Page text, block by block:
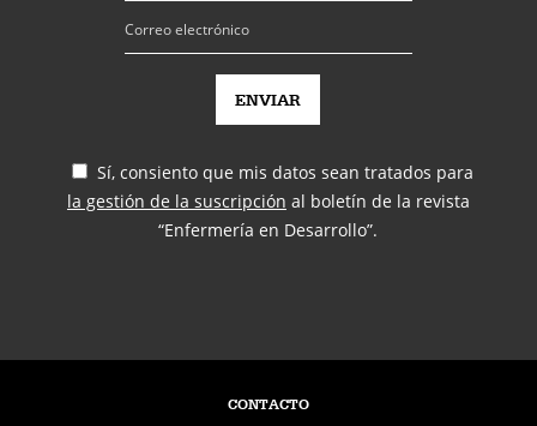
Sí, consiento que mis datos sean tratados para
la gestión de la suscripción al boletín de la revista
“Enfermería en Desarrollo”.
CONTACTO